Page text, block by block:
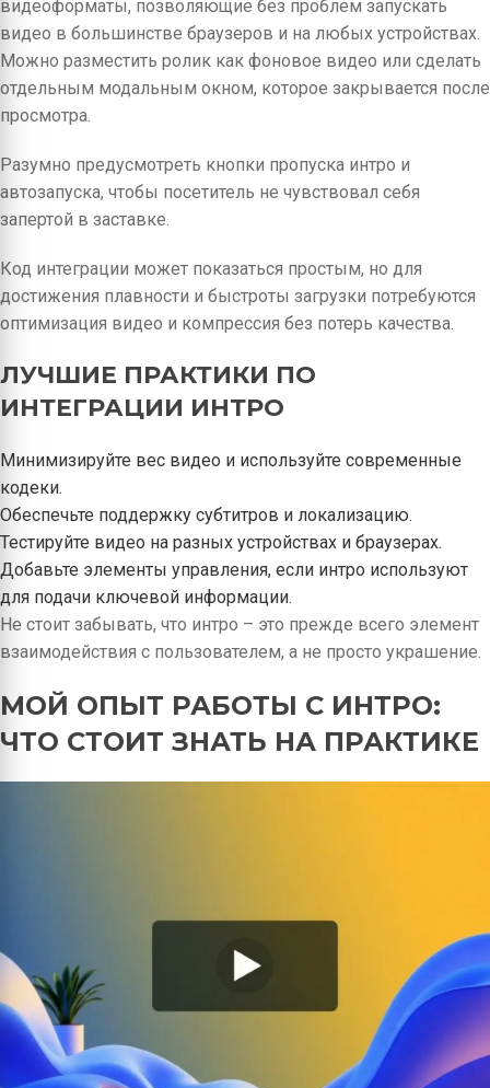
видеоформаты, позволяющие без проблем запускать
видео в большинстве браузеров и на любых устройствах.
Можно разместить ролик как фоновое видео или сделать
отдельным модальным окном, которое закрывается после
просмотра.
Разумно предусмотреть кнопки пропуска интро и
автозапуска, чтобы посетитель не чувствовал себя
запертой в заставке.
Код интеграции может показаться простым, но для
достижения плавности и быстроты загрузки потребуются
оптимизация видео и компрессия без потерь качества.
ЛУЧШИЕ ПРАКТИКИ ПО
ИНТЕГРАЦИИ ИНТРО
Минимизируйте вес видео и используйте современные
кодеки.
Обеспечьте поддержку субтитров и локализацию.
Тестируйте видео на разных устройствах и браузерах.
Добавьте элементы управления, если интро используют
для подачи ключевой информации.
Не стоит забывать, что интро – это прежде всего элемент
взаимодействия с пользователем, а не просто украшение.
МОЙ ОПЫТ РАБОТЫ С ИНТРО:
ЧТО СТОИТ ЗНАТЬ НА ПРАКТИКЕ